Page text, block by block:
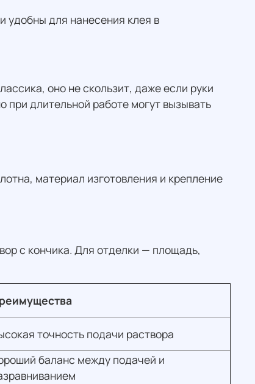
удобны для нанесения клея в
оно не скользит, даже если руки
при длительной работе могут вызывать
материал изготовления и крепление
с кончика. Для отделки — площадь,
точность подачи раствора
баланс между подачей и